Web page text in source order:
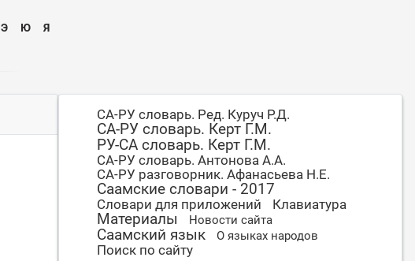
Э Ю Я
СА-РУ словарь. Ред. Куруч Р.Д.
СА-РУ словарь. Керт Г.М.
РУ-СА словарь. Керт Г.М.
СА-РУ словарь. Антонова А.А.
СА-РУ разговорник. Афанасьева Н.Е.
Саамские словари - 2017
Словари для приложений Клавиатура
Материалы Новости сайта
Саамский язык О языках народов
Поиск по сайту